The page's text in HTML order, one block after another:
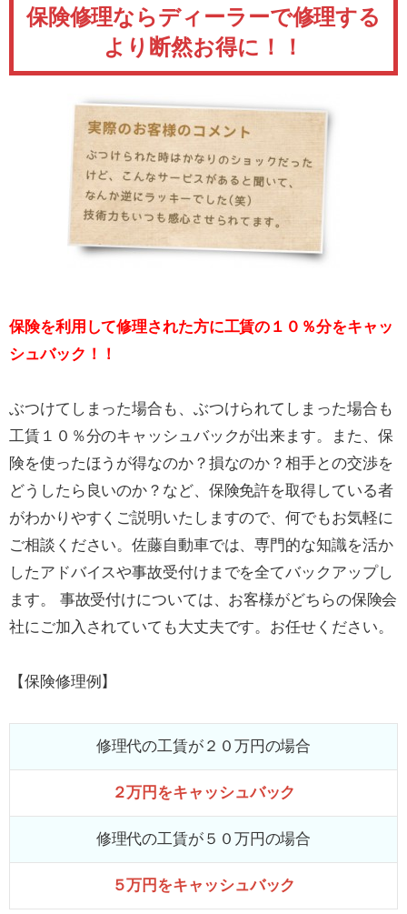
保険修理ならディーラーで修理する
より断然お得に！！
保険を利用して修理された方に工賃の１０％分をキャッ
シュバック！！
ぶつけてしまった場合も、ぶつけられてしまった場合も
工賃１０％分のキャッシュバックが出来ます。また、保
険を使ったほうが得なのか？損なのか？相手との交渉を
どうしたら良いのか？など、保険免許を取得している者
がわかりやすくご説明いたしますので、何でもお気軽に
ご相談ください。佐藤自動車では、専門的な知識を活か
したアドバイスや事故受付けまでを全てバックアップし
ます。 事故受付けについては、お客様がどちらの保険会
社にご加入されていても大丈夫です。お任せください。
【保険修理例】
修理代の工賃が２０万円の場合
２万円をキャッシュバック
修理代の工賃が５０万円の場合
５万円をキャッシュバック